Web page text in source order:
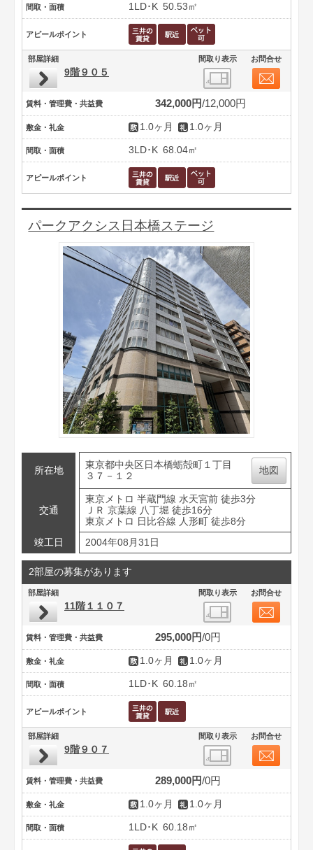
間取・面積 1LD･K 50.53㎡
アピールポイント
部屋詳細 間取り表示 お問合せ
9階９０５
賃料・管理費・共益費 342,000円 12,000円
敷金・礼金 1.0ヶ月 1.0ヶ月
間取・面積 3LD･K 68.04㎡
アピールポイント
パークアクシス日本橋ステージ
所在地
東京都中央区日本橋蛎殻町１丁目
３７－１２
地図
交通
東京メトロ 半蔵門線 水天宮前 徒歩3分
ＪＲ 京葉線 八丁堀 徒歩16分
東京メトロ 日比谷線 人形町 徒歩8分
竣工日
2004年08月31日
2部屋の募集があります
部屋詳細 間取り表示 お問合せ
11階１１０７
賃料・管理費・共益費 295,000円 0円
敷金・礼金 1.0ヶ月 1.0ヶ月
間取・面積 1LD･K 60.18㎡
アピールポイント
部屋詳細 間取り表示 お問合せ
9階９０７
賃料・管理費・共益費 289,000円 0円
敷金・礼金 1.0ヶ月 1.0ヶ月
間取・面積 1LD･K 60.18㎡